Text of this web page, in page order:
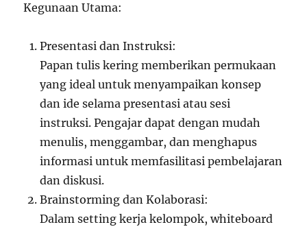
Kegunaan Utama:
Presentasi dan Instruksi:
Papan tulis kering memberikan permukaan
yang ideal untuk menyampaikan konsep
dan ide selama presentasi atau sesi
instruksi. Pengajar dapat dengan mudah
menulis, menggambar, dan menghapus
informasi untuk memfasilitasi pembelajaran
dan diskusi.
Brainstorming dan Kolaborasi:
Dalam setting kerja kelompok, whiteboard